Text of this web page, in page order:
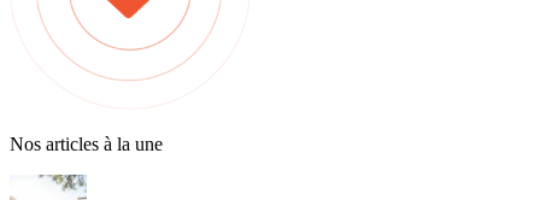
Nos articles à la une